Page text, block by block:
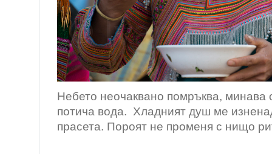
Небето неочаквано помръква, минава
потича вода. Хладният душ ме
прасета. Пороят не променя с нищо